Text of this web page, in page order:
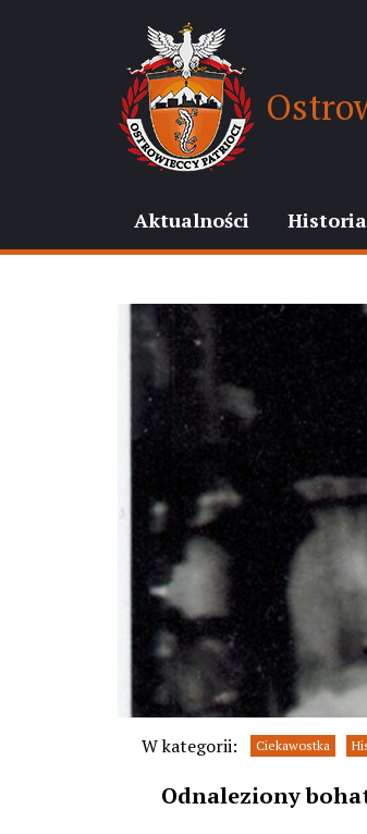
Aktualności Historia
W kategorii: Ciekawostka
Odnaleziony